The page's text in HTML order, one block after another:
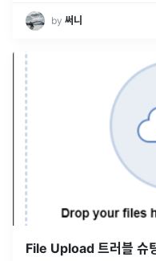
by 써니
File Upload 트러블